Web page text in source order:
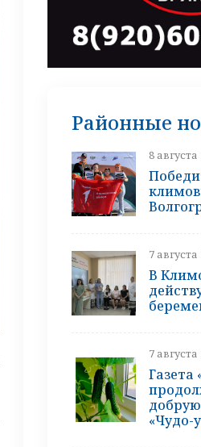
Районные
8 августа
7 августа
В
7 августа
Газета
«Чудо-